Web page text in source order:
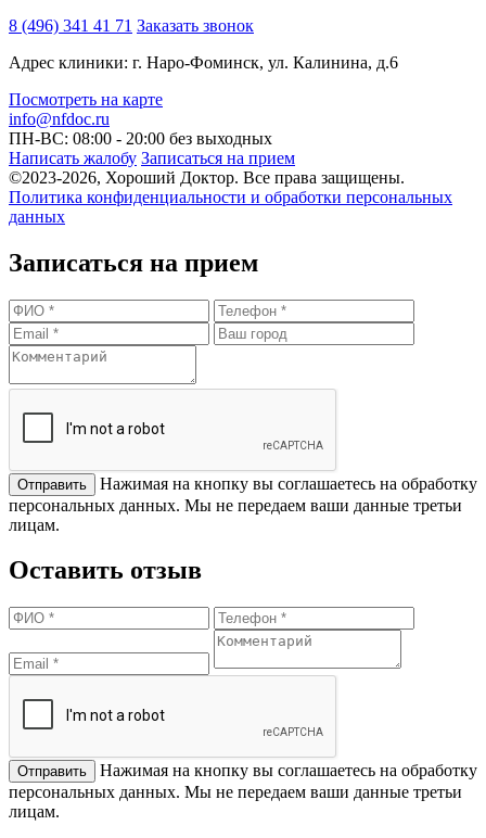
8 (496) 341 41 71 Заказать звонок
Адрес клиники: г. Наро-Фоминск, ул. Калинина, д.6
Посмотреть на карте
info@nfdoc.ru
ПН-ВС: 08:00 - 20:00 без выходных
Написать жалобу Записаться на прием
©2023-2026, Хороший Доктор. Все права защищены.
Политика конфиденциальности и обработки персональных
данных
Записаться на прием
Нажимая на кнопку вы соглашаетесь на обработку
персональных данных. Мы не передаем ваши данные третьи
лицам.
Оставить отзыв
Нажимая на кнопку вы соглашаетесь на обработку
персональных данных. Мы не передаем ваши данные третьи
лицам.